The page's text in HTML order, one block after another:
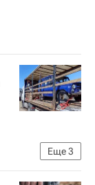
Еще3